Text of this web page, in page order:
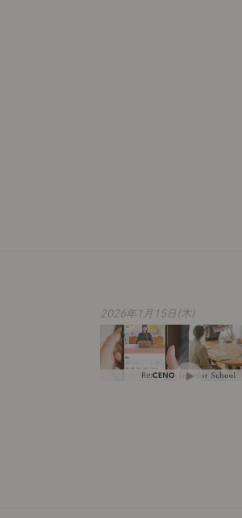
2026年1月15日(木)